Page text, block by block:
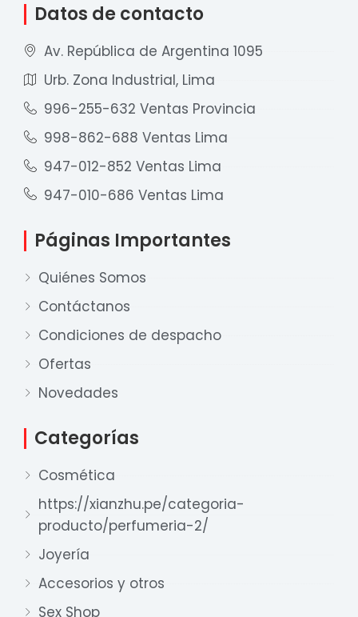
Datos de contacto
Av. República de Argentina 1095
Urb. Zona Industrial, Lima
996-255-632 Ventas Provincia
998-862-688 Ventas Lima
947-012-852 Ventas Lima
947-010-686 Ventas Lima
Páginas Importantes
Quiénes Somos
Contáctanos
Condiciones de despacho
Ofertas
Novedades
Categorías
Cosmética
https://xianzhu.pe/categoria-
producto/perfumeria-2/
Joyería
Accesorios y otros
Sex Shop
Nuestro equipo de ventas está aquí
Disponible